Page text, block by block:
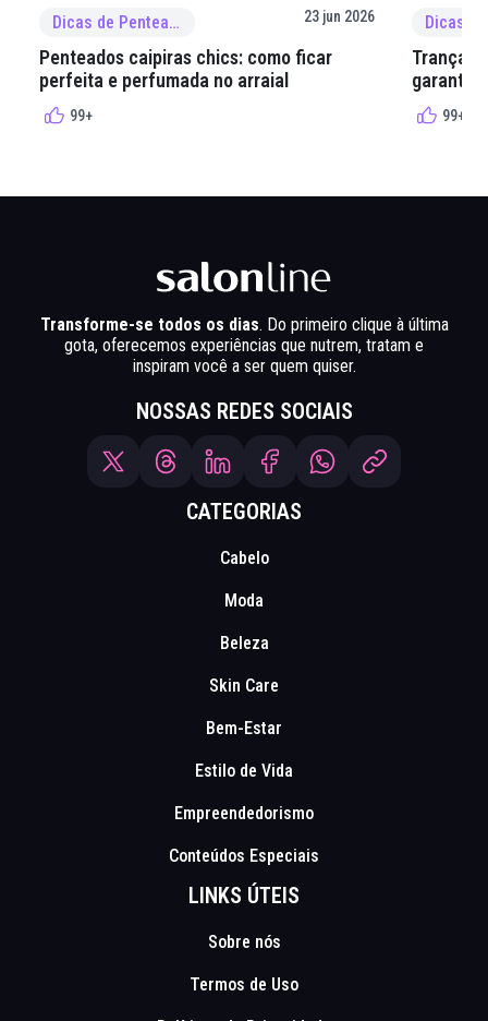
Dicas de Penteado 23 jun 2026
Penteados caipiras chics: como ficar
perfeita e perfumada no arraial
99+
Tranças
garantir
99+
Transforme-se todos os dias. Do primeiro clique à última
gota, oferecemos experiências que nutrem, tratam e
inspiram você a ser quem quiser.
NOSSAS REDES SOCIAIS
CATEGORIAS
Cabelo
Moda
Beleza
Skin Care
Bem-Estar
Estilo de Vida
Empreendedorismo
Conteúdos Especiais
LINKS ÚTEIS
Sobre nós
Termos de Uso